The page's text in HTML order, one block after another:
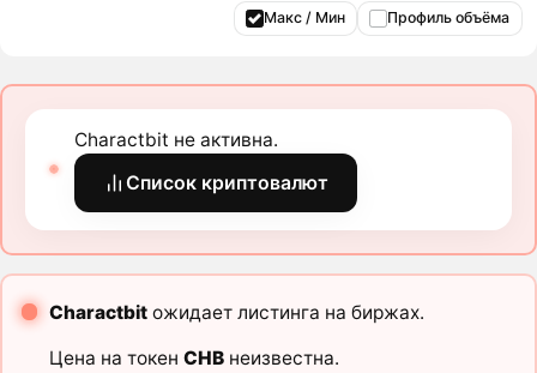
Макс / Мин Профиль объёма
Charactbit не активна.
Список криптовалют
Charactbitожидает листинга на биржах.
Цена на токен CHBнеизвестна.